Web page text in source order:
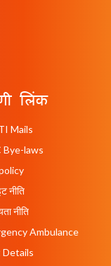
लिंक
Mails
Bye-laws
नीति
नीति
Ambulance